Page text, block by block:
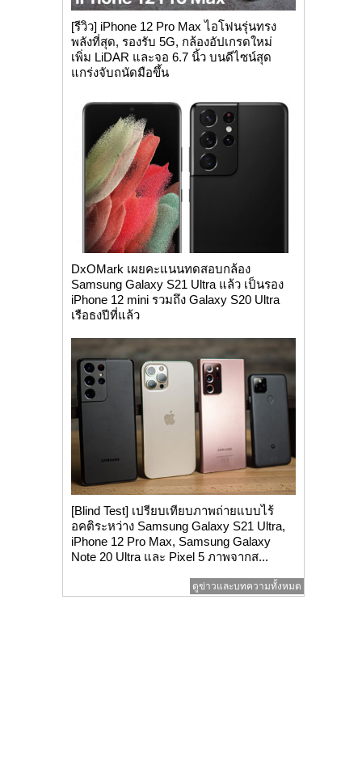
[รีวิว] iPhone 12 Pro Max ไอโฟนรุ่นทรง
พลังที่สุด, รองรับ 5G, กล้องอัปเกรดใหม่
เพิ่ม LiDAR และจอ 6.7 นิ้ว บนดีไซน์สุด
แกร่งจับถนัดมือขึ้น
DxOMark เผยคะแนนทดสอบกล้อง
Samsung Galaxy S21 Ultra แล้ว เป็นรอง
iPhone 12 mini รวมถึง Galaxy S20 Ultra
เรือธงปีที่แล้ว
[Blind Test] เปรียบเทียบภาพถ่ายแบบไร้
อคติระหว่าง Samsung Galaxy S21 Ultra,
iPhone 12 Pro Max, Samsung Galaxy
Note 20 Ultra และ Pixel 5 ภาพจากส...
ดูข่าวและบทความทั้งหมด